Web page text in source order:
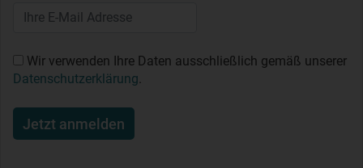
Wir verwenden Ihre Daten ausschließlich gemäß unserer
Datenschutzerklärung.
Jetzt anmelden